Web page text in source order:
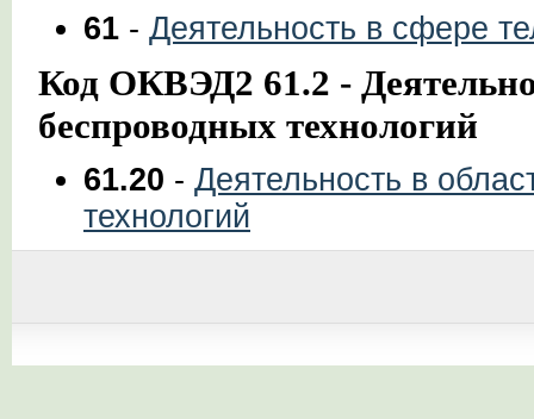
61 - Деятельность в сфере
Код ОКВЭД2 61.2 -
беспроводных технологий
61.20 - Деятельность в
технологий